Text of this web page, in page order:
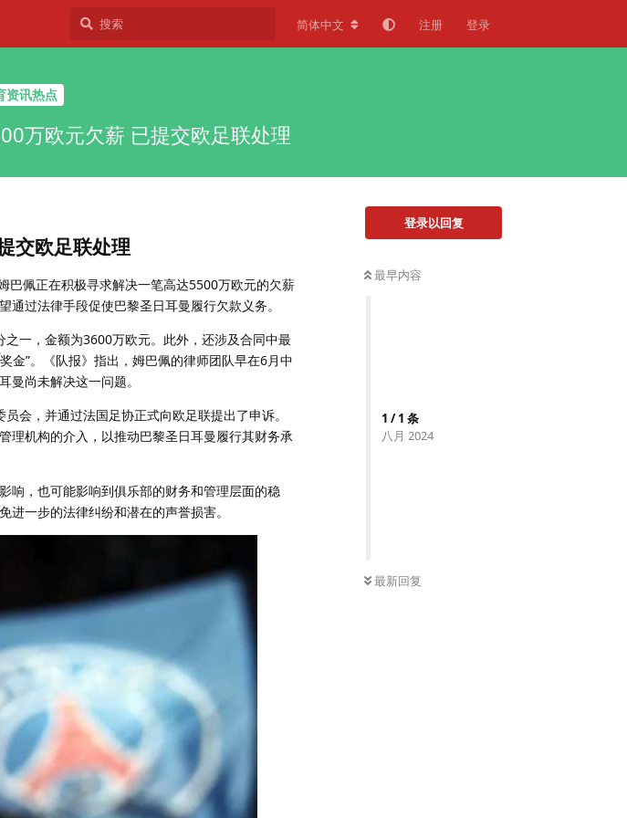
简体中文 注册 登录
资讯热点
万欧元欠薪 已提交欧足联处理
登录以回复
最早内容
1 /1 条
八月 2024
最新回复
交欧足联处理
巴佩正在积极寻求解决一笔高达5500万欧元的欠薪
过法律手段促使巴黎圣日耳曼履行欠款义务。
一，金额为3600万欧元。此外，还涉及合同中最
金”。《队报》指出，姆巴佩的律师团队早在6月中
尚未解决这一问题。
会，并通过法国足协正式向欧足联提出了申诉。
理机构的介入，以推动巴黎圣日耳曼履行其财务承
响，也可能影响到俱乐部的财务和管理层面的稳
一步的法律纠纷和潜在的声誉损害。